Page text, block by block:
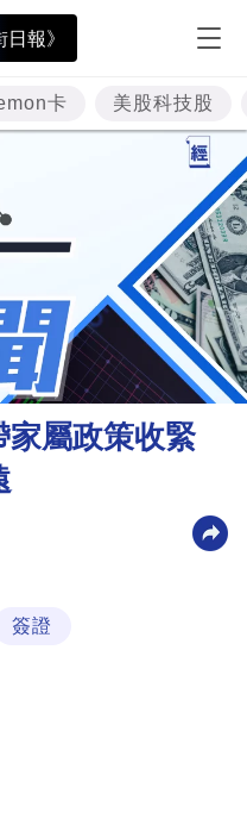
報》
卡 美股科技股
家屬政策收緊
簽證